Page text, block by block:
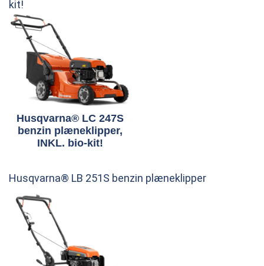
kit!
Husqvarna® LC 247S
benzin plæneklipper,
INKL. bio-kit!
Husqvarna® LB 251S benzin plæneklipper